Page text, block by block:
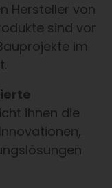
Hersteller von
sind vor
im
ihnen die